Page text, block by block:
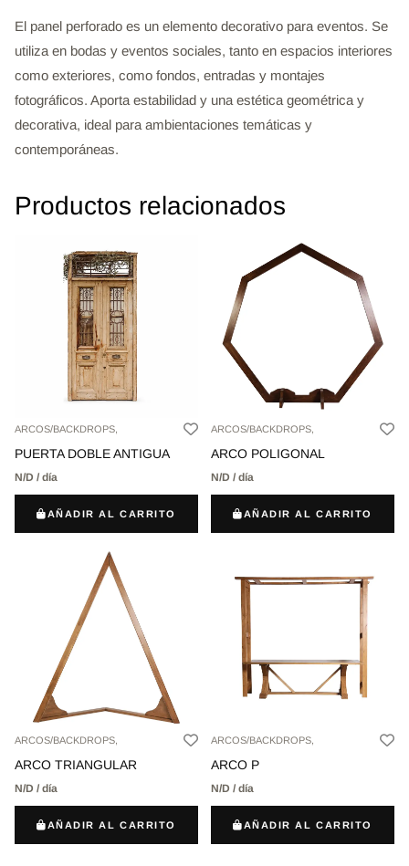
El panel perforado es un elemento decorativo para eventos. Se
utiliza en bodas y eventos sociales, tanto en espacios interiores
como exteriores, como fondos, entradas y montajes
fotográficos. Aporta estabilidad y una estética geométrica y
decorativa, ideal para ambientaciones temáticas y
contemporáneas.
Productos relacionados
ARCOS/BACKDROPS,
PUERTA DOBLE ANTIGUA
N/D / día
AÑADIR AL CARRITO
ARCOS/BACKDROPS,
ARCO POLIGONAL
N/D / día
AÑADIR AL CARRITO
ARCOS/BACKDROPS,
ARCO TRIANGULAR
N/D / día
AÑADIR AL CARRITO
ARCOS/BACKDROPS,
ARCO P
N/D / día
AÑADIR AL CARRITO